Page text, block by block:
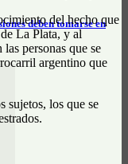
deben tomarse en
del hecho que
La Plata, y al
personas que se
argentino que
sujetos, los que se